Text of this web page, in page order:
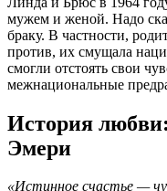
мужем и женой. Надо
браку. В частности,
против, их смущала
смогли отстоять свои
межнациональные
История
Эмери
«Истинное счастье —